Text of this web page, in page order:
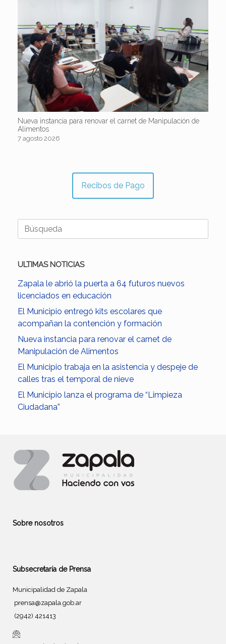
Nueva instancia para renovar el carnet de Manipulación de
Alimentos
7 agosto 2026
Recibos de Pago
Buscar:
ULTIMAS NOTICIAS
Zapala le abrió la puerta a 64 futuros nuevos
licenciados en educación
El Municipio entregó kits escolares que
acompañan la contención y formación
Nueva instancia para renovar el carnet de
Manipulación de Alimentos
El Municipio trabaja en la asistencia y despeje de
calles tras el temporal de nieve
El Municipio lanza el programa de “Limpieza
Ciudadana”
Sobre nosotros
Subsecretaría de Prensa
Municipalidad de Zapala
prensa@zapala.gob.ar
(2942) 421413